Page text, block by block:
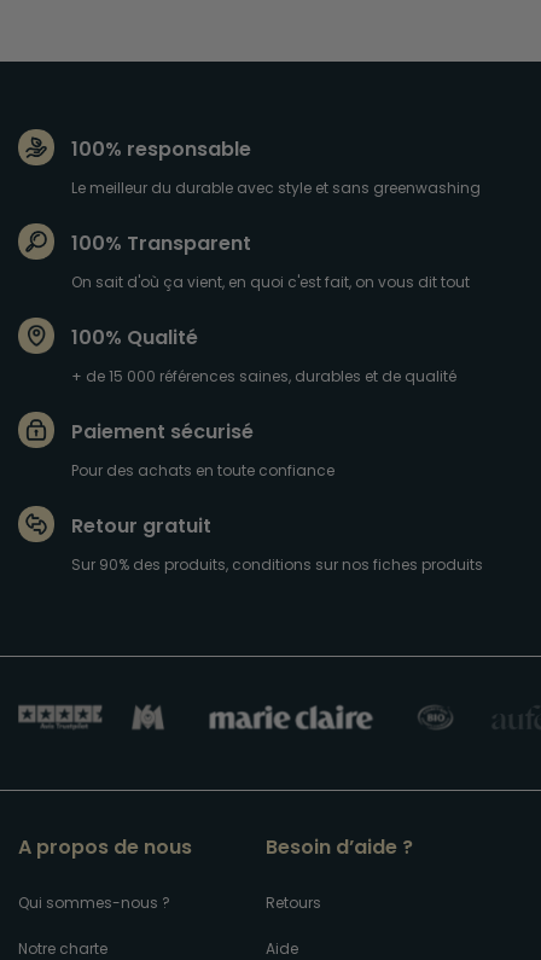
100% responsable
Le meilleur du durable avec style et sans greenwashing
100% Transparent
On sait d'où ça vient, en quoi c'est fait, on vous dit tout
100% Qualité
+ de 15 000 références saines, durables et de qualité
Paiement sécurisé
Pour des achats en toute confiance
Retour gratuit
Sur 90% des produits, conditions sur nos fiches produits
A propos de nous
Qui sommes-nous ?
Notre charte
Besoin d’aide ?
Retours
Aide